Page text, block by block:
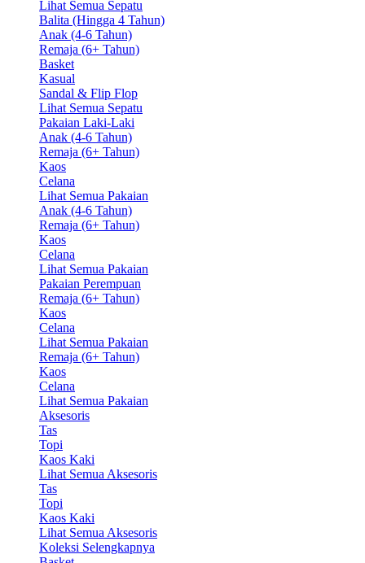
Lihat Semua Sepatu
Balita (Hingga 4 Tahun)
Anak (4-6 Tahun)
Remaja (6+ Tahun)
Basket
Kasual
Sandal & Flip Flop
Lihat Semua Sepatu
Pakaian Laki-Laki
Anak (4-6 Tahun)
Remaja (6+ Tahun)
Kaos
Celana
Lihat Semua Pakaian
Anak (4-6 Tahun)
Remaja (6+ Tahun)
Kaos
Celana
Lihat Semua Pakaian
Pakaian Perempuan
Remaja (6+ Tahun)
Kaos
Celana
Lihat Semua Pakaian
Remaja (6+ Tahun)
Kaos
Celana
Lihat Semua Pakaian
Aksesoris
Tas
Topi
Kaos Kaki
Lihat Semua Aksesoris
Tas
Topi
Kaos Kaki
Lihat Semua Aksesoris
Koleksi Selengkapnya